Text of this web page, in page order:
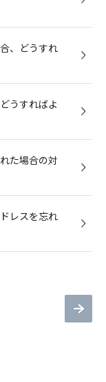
、どうすれ
うすればよ
た場合の対
レスを忘れ